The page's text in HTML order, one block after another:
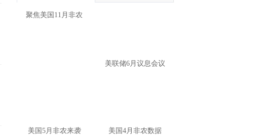
让大家第一时间获取最新策略和实时指
匿名网友-中金在线手机网：
黄金多，看到什
聚焦美国11月非农
美联储6月议息会议
美国5月非农来袭 美国4月非农数据